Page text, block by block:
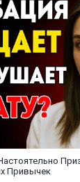
Привычек